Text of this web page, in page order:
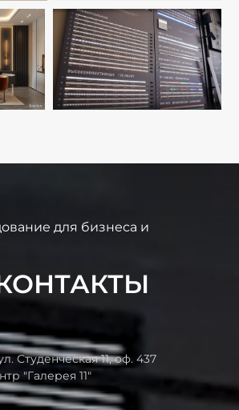
для бизнеса и
Студенческая 11, оф. 437
"Галерея 11"